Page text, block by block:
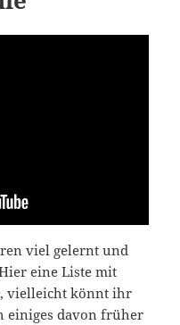
viel gelernt und
eine Liste mit
vielleicht könnt ihr
einiges davon früher